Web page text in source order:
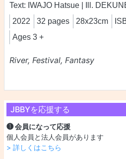
JBBYを応援する
❶ 会員になって応援
個人会員と法人会員があります
> 詳しくはこちら
Text: IWAJO Hatsue | Ill.
2022
32 pages 28x23cm
Ages 3 +
River, Festival, Fantasy